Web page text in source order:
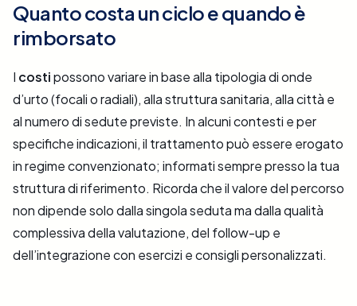
Quanto costa un ciclo e quando è
rimborsato
I costipossono variare in base alla tipologia di onde
d’urto (focali o radiali), alla struttura sanitaria, alla città e
al numero di sedute previste. In alcuni contesti e per
specifiche indicazioni, il trattamento può essere erogato
in regime convenzionato; informati sempre presso la tua
struttura di riferimento. Ricorda che il valore del percorso
non dipende solo dalla singola seduta ma dalla qualità
complessiva della valutazione, del follow-up e
dell’integrazione con esercizi e consigli personalizzati.